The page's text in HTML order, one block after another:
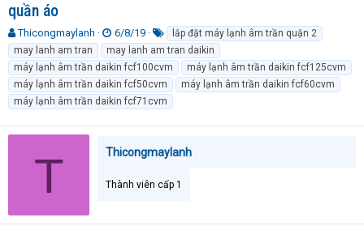
quần áo
T
h
r
e
a
d
t
Thicongmaylanh
N
g
à
y
g
ử
6/8/19
ừ
k
h
ó
a
lắp đặt máy lạnh âm trần quận 2
may lanh am tran
may lanh am tran daikin
máy lạnh âm trần daikin fcf100cvm
máy lạnh âm trần daikin fcf125cvm
máy lạnh âm trần daikin fcf50cvm
máy lạnh âm trần daikin fcf60cvm
máy lạnh âm trần daikin fcf71cvm
T Thicongmaylanh
Thành viên cấp 1